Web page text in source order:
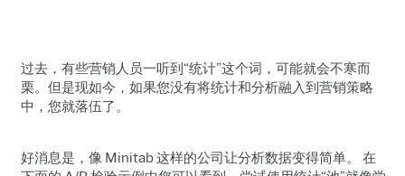
过去，有些营销人员一听到“统计”这个词，可能就会不寒而
栗。但是现如今，如果您没有将统计和分析融入到营销策略
中，您就落伍了。
好消息是，像 Minitab 这样的公司让分析数据变得简单。 在